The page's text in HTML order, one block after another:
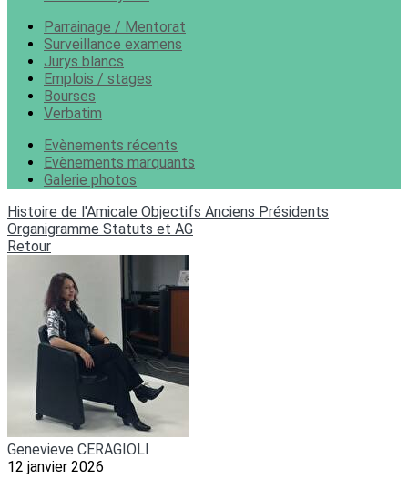
Parrainage / Mentorat
Surveillance examens
Jurys blancs
Emplois / stages
Bourses
Verbatim
Evènements récents
Evènements marquants
Galerie photos
Histoire de l'Amicale Objectifs Anciens Présidents
Organigramme Statuts et AG
Retour
Genevieve CERAGIOLI
12 janvier 2026